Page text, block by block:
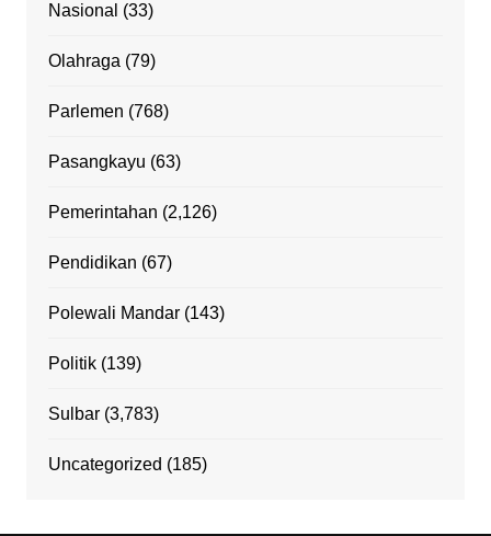
Nasional (33)
Olahraga(79)
Parlemen (768)
Pasangkayu (63)
Pemerintahan (2,126)
Pendidikan (67)
Polewali Mandar(143)
Politik(139)
Sulbar(3,783)
Uncategorized (185)